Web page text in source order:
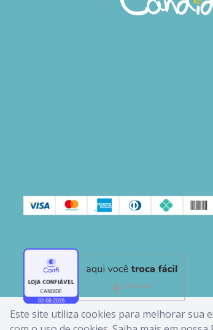
Este site utiliza cookies para melhorar sua